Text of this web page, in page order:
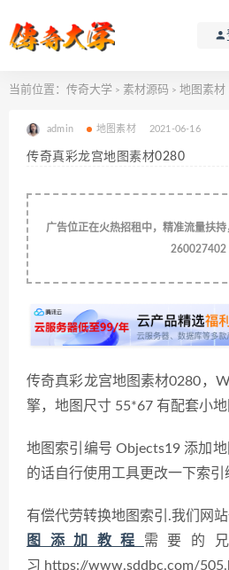
当前位置： 传奇大学 > 素材源码 > 地图素材
admin 地图素材 2021-06-16
传奇真彩龙宫地图素材0280
广告位正在火热招租中，精准流量扶持
260027402
传奇真彩龙宫地图素材0280，
擎，地图尺寸 55*67 有配套小地
地图索引编号 Objects19添加
的话自行使用工具更改一下索引
有偿代劳转换地图索引.我们网
图添加教程 需要的
习 https://www.sddbc.com/